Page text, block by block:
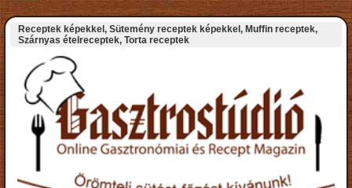
Receptek képekkel, Sütemény receptek képekkel, Muffin receptek,
Szárnyas ételreceptek, Torta receptek